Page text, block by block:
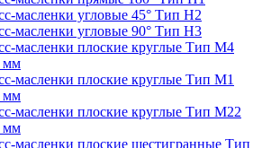
масленки угловые 45° Тип H2
масленки угловые 90° Тип H3
масленки плоские круглые Тип M4
мм
масленки плоские круглые Тип M1
мм
масленки плоские круглые Тип M22
мм
масленки плоские шестигранные Тип